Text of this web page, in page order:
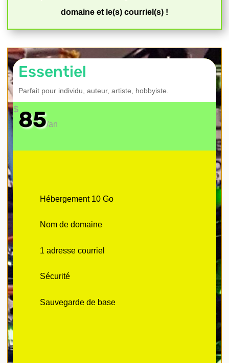
domaine et le(s) courriel(s) !
Essentiel
Parfait pour individu, auteur, artiste, hobbyiste.
$85/an
Hébergement 10 Go
Nom de domaine
1 adresse courriel
Sécurité
Sauvegarde de base